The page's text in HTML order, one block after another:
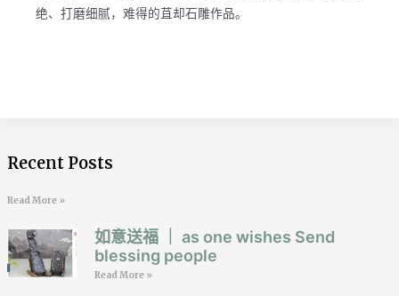
绝、打磨细腻，难得的苴却石雕作品。
Recent Posts
Read More »
如意送福 ｜ as one wishes Send
blessing people
Read More »